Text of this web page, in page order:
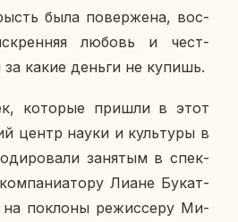
была по­вер­же­на, вос­
любовь и чест­
какие деньги не купишь.
ко­то­рые пришли в этот
центр науки и куль­ту­ры в
за­ня­тым в спек­
Лиане Бу­кат­
по­кло­ны ре­жис­се­ру Ми­